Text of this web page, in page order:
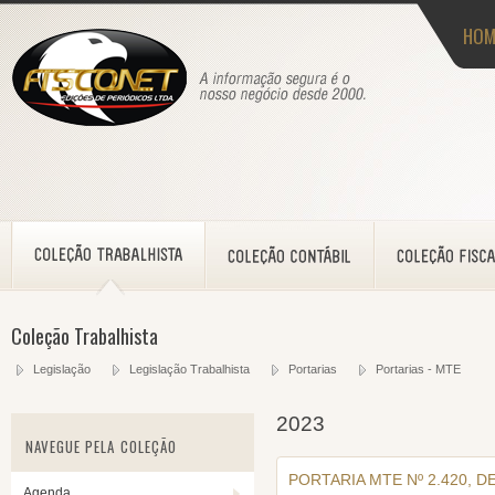
Coleção Trabalhista
Legislação Legislação Trabalhista Portarias Portarias - MTE
NAVEGUE PELA COLEÇÃO
2023
PORTARIA MTE Nº 2.420,